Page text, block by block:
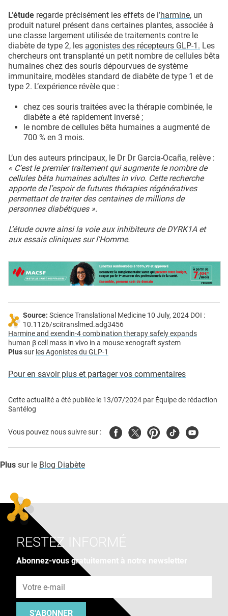
L’étude regarde précisément les effets de l’harmine, un
produit naturel présent dans certaines plantes, associée à
une classe largement utilisée de traitements contre le
diabète de type 2, les agonistes des récepteurs GLP-1. Les
chercheurs ont transplanté un petit nombre de cellules bêta
humaines chez des souris dépourvues de système
immunitaire, modèles standard de diabète de type 1 et de
type 2. L’expérience révèle que :
chez ces souris traitées avec la thérapie combinée, le
diabète a été rapidement inversé ;
le nombre de cellules bêta humaines a augmenté de
700 % en 3 mois.
L’un des auteurs principaux, le Dr Dr Garcia-Ocaña, relève :
« C’est le premier traitement qui augmente le nombre de
cellules bêta humaines adultes in vivo. Cette recherche
apporte de l’espoir de futures thérapies régénératives
permettant de traiter des centaines de millions de
personnes diabétiques ».
L’étude ouvre ainsi la voie aux inhibiteurs de DYRK1A et
aux essais cliniques sur l'Homme.
Source: Science Translational Medicine 10 July, 2024 DOI :
10.1126/scitranslmed.adg3456
Harmine and exendin-4 combination therapy safely expands
human β cell mass in vivo in a mouse xenograft system
Plussur les Agonistes du GLP-1
Pour en savoir plus et partager vos commentaires
Cette actualité a été publiée le 13/07/2024 par Équipe de rédaction
Santélog
Vous pouvez nous suivre sur : FacebookTwitterPinterest
TiktokYoutube
Plus sur le Blog Diabète
RESTEZ INFORMÉ
Abonnez-vous gratuitement à notre newsletter
S'ABONNER